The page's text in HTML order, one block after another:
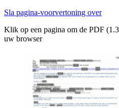
Sla pagina-voorvertoning over
Klik op een pagina om de PDF
uw browser